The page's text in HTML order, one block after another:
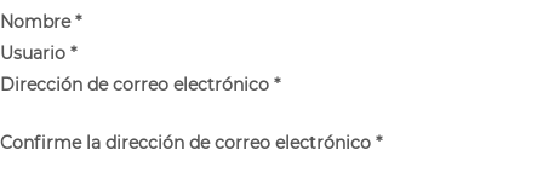
Nombre*
Usuario *
Dirección de correo electrónico *
Confirme la dirección de correo electrónico *